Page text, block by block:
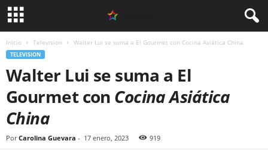
Inicio Television Walter Lui se suma a El Gourmet con Cocina Asiática China
TELEVISION
Walter Lui se suma a El
Gourmet con Cocina Asiática
China
Por Carolina Guevara - 17 enero, 2023 919